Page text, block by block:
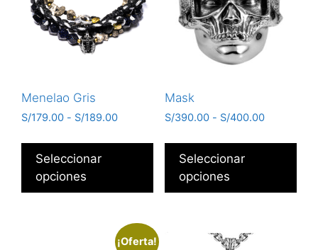
Menelao Gris
S/179.00 - S/189.00
Seleccionar
opciones
Mask
S/390.00 - S/400.00
Seleccionar
opciones
¡Oferta!